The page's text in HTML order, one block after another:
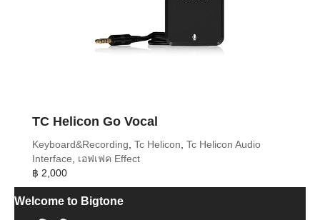
TC Helicon Go Vocal
Keyboard&Recording, Tc Helicon, Tc Helicon Audio
Interface, เอฟเฟค Effect
฿ 2,000
Welcome to Bigtone